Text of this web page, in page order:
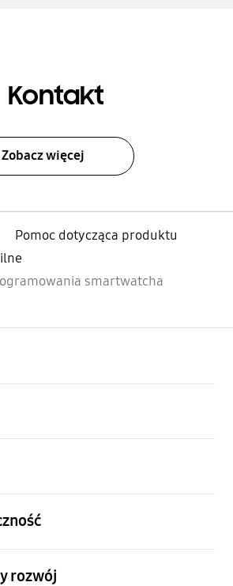
Kontakt
Zobacz więcej
Pomoc dotycząca produktu
smartwatcha
rozwój